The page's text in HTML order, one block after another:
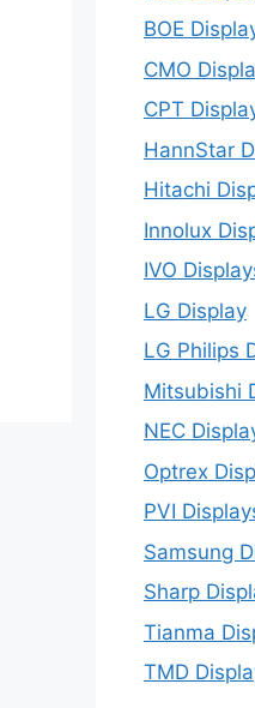
BOE
CMO
CPT
HannStar
Hitachi
Innolux
IVO
LG Display
LG Philips
Mitsubishi
NEC
Optrex
PVI
Samsung
Sharp
Tianma
TMD